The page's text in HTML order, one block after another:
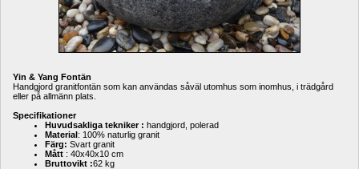
Yin & Yang Fontän
Handgjord granitfontän som kan användas såväl utomhus som inomhus, i trädgård
eller på allmänn plats.
Specifikationer
Huvudsakliga tekniker : handgjord, polerad
Material: 100% naturlig granit
Färg: Svart granit
Mått : 40x40x10 cm
Bruttovikt :62 kg